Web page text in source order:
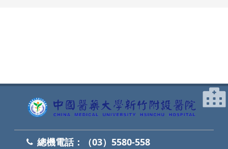
總機電話：
（03）5580-558